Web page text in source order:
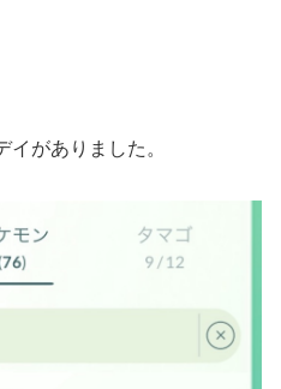
がありました。